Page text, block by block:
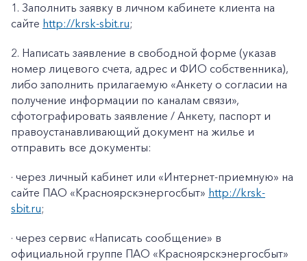
1. Заполнить заявку в личном кабинете клиента на
сайте http://krsk-sbit.ru;
2. Написать заявление в свободной форме (указав
номер лицевого счета, адрес и ФИО собственника),
либо заполнить прилагаемую «Анкету о согласии на
получение информации по каналам связи»,
сфотографировать заявление / Анкету, паспорт и
правоустанавливающий документ на жилье и
отправить все документы:
· через личный кабинет или «Интернет-приемную» на
сайте ПАО «Красноярскэнергосбыт» http://krsk-
sbit.ru;
· через сервис «Написать сообщение» в
официальной группе ПАО «Красноярскэнергосбыт»